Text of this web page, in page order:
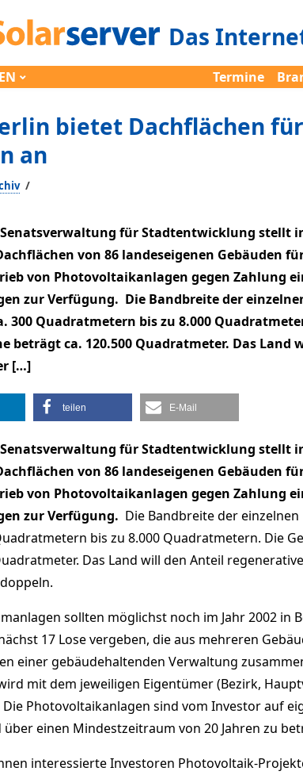
Das
Termine
bietet Dachflächen
an
/
für Stadtentwicklung stellt
von 86 landeseigenen Gebäuden
von Photovoltaikanlagen gegen Zahlung
zur Verfügung. Die Bandbreite der
300 Quadratmetern bis zu 8.000
beträgt ca. 120.500 Quadratmeter. Das Land
[…]
teilen E-Mail
für Stadtentwicklung stellt
von 86 landeseigenen Gebäuden
von Photovoltaikanlagen gegen Zahlung
zur Verfügung. Die Bandbreite der
bis zu 8.000 Quadratmetern. Die
Das Land will den Anteil
sollten möglichst noch im Jahr 2002 in
17 Lose vergeben, die aus mehreren
einer gebäudehaltenden Verwaltung
mit dem jeweiligen Eigentümer (Bezirk,
Die Photovoltaikanlagen sind vom Investor auf
einen Mindestzeitraum von 20 Jahren zu
interessierte Investoren Photovoltaik-